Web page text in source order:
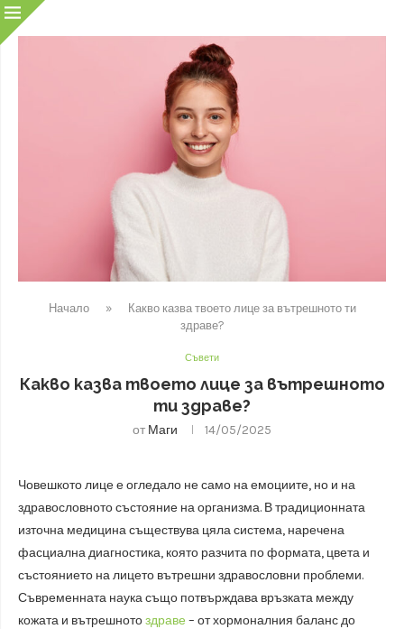
Начало »
Какво казва твоето лице за вътрешното ти
здраве?
Съвети
Какво казва твоето лице за вътрешното
ти здраве?
от Маги 14/05/2025
Човешкото лице е огледало не само на емоциите, но и на
здравословното състояние на организма. В традиционната
източна медицина съществува цяла система, наречена
фасциална диагностика, която разчита по формата, цвета и
състоянието на лицето вътрешни здравословни проблеми.
Съвременната наука също потвърждава връзката между
кожата и вътрешнотоздраве – от хормоналния баланс до